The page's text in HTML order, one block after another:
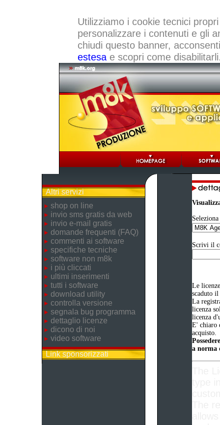
Utilizziamo i cookie tecnici
personalizzare i contenuti e gli
chiudi questo banner,
estesae scopri come
Altri servizi
shop on line
invio sms gratis da web
invio e-mail gratis
domande frequenti (FAQ)
commenti ai software
specifiche tecniche
software non m8k
i più cliccati
ultimi inserimenti
tutti i software
download utility
controlla versione
segnala bug programma
dettaglio licenze
dicono di noi
video software
Link sponsorizzati
Scrivi il
Le
scaduto
La
licenza
licenza
E' chiaro
acquisto.
a norma